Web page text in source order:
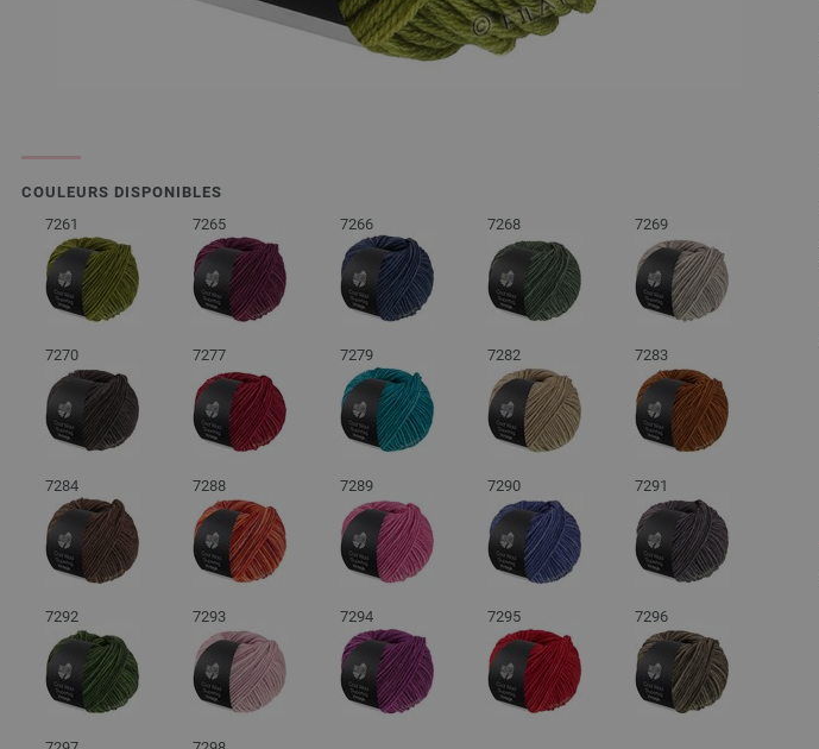
COULEURS DISPONIBLES
7261
7265 7266 7268 7269
7270 7277 7279 7282 7283
7284 7288 7289 7290 7291
7292 7293 7294 7295 7296